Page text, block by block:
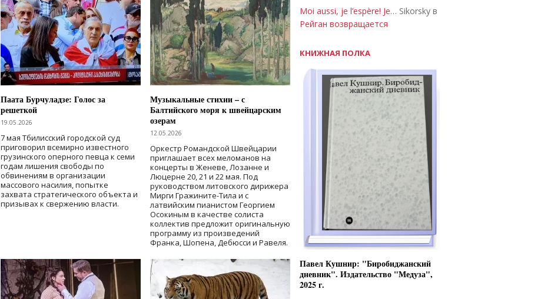
Паата Бурчуладзе: Голос за
решеткой
19.05.2026
7 мая Тбилисский городской суд
приговорил всемирно известного
грузинского оперного певца к семи
годам лишения свободы по
обвинениям в организации
массового насилия, попытке
захвата стратегического объекта и
призывах к свержению власти.
Музыкальные стихии – с
Балтийского моря к швейцарским
озерам
12.05.2026
Оркестр Романдской Швейцарии
приглашает всех меломанов на
концерты в Женеве, Лозанне и
Люцерне 20, 21 и 22 мая. Под
руководством литовского дирижера
Мирги Гражините-Тила и с
латвийским пианистом Георгием
Осокиным в качестве солиста
коллектив предложит оригинальную
программу из произведений
Франка, Шопена, Дебюсси и Равеля.
Moi aussi, je l’espère! Je… Sikorsky в
Рейган возвращается
КНИЖНАЯ ПОЛКА
Павел Кушнир: "Биробиджанский
дневник". Издательство "Медуза",
2025 г.